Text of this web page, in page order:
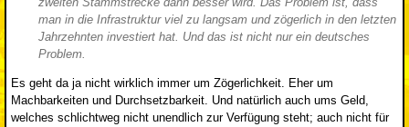
man in die Infrastruktur viel zu langsam und zögerlich in den letzten
Jahrzehnten investiert hat. Und das ist nicht nur ein deutsches
Problem.
Es geht da ja nicht wirklich immer um Zögerlichkeit. Eher um
Machbarkeiten und Durchsetzbarkeit. Und natürlich auch ums Geld,
welches schlichtweg nicht unendlich zur Verfügung steht; auch nicht für